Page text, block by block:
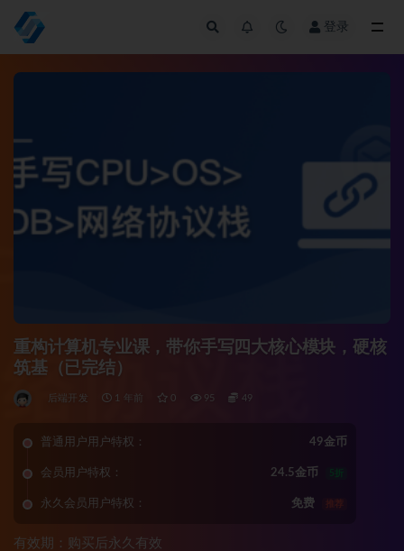
登录
重构计算机专业课，带你手写四大核心模块，硬核
筑基（已完结）
后端开发 1 年前 0 95 49
普通用户用户特权： 49金币
会员用户特权： 24.5金币 5折
永久会员用户特权： 免费 推荐
有效期：购买后永久有效